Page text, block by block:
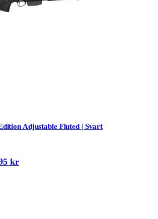
Adjustable Fluted | Svart
kr